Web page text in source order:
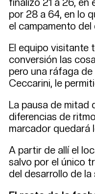
finalizó 21 a 26,
por 28 a 64, en lo
el campamento
El equipo visitante
conversión las
pero una ráfaga
Ceccarini, le
La pausa de mitad
diferencias de
marcador quedará
A partir de allí el
salvo por el único
del desarrollo de